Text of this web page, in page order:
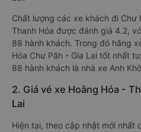
Chất lượng các xe khách đi Chư
Thanh Hóa được đánh giá 4.2,
88 hành khách. Trong đó hãng
Hóa Chư Păh - Gia Lai tốt nhất
88 hành khách là nhà xe Anh
2. Giá vé xe Hoằng Hóa -
Lai
Hiện tại, theo cập nhật mới nhất